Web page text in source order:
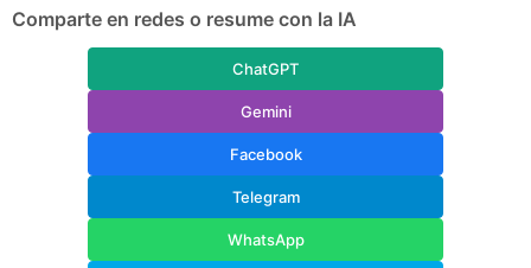
t
Comparte en redes o resume con la IA
ChatGPT
Gemini
Facebook
Telegram
WhatsApp